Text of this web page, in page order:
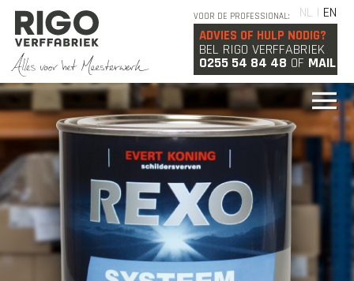
NL | EN
VOOR DE PROFESSIONAL:
ADVIES OF HULP NODIG?
BEL RIGO VERFFABRIEK
0255 54 84 48 OF MAIL